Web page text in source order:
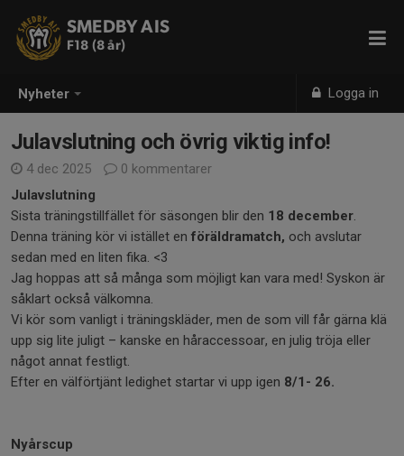
Nyheter Logga in
SMEDBY AIS
F18 (8 år)
Julavslutning och övrig viktig info!
4 dec 2025
0 kommentarer
Julavslutning
Sista träningstillfället för säsongen blir den 18 december.
Denna träning kör vi istället en föräldramatch, och avslutar
sedan med en liten fika. <3
Jag hoppas att så många som möjligt kan vara med! Syskon är
såklart också välkomna.
Vi kör som vanligt i träningskläder, men de som vill får gärna klä
upp sig lite juligt – kanske en håraccessoar, en julig tröja eller
något annat festligt.
Efter en välförtjänt ledighet startar vi upp igen 8/1- 26.
Nyårscup